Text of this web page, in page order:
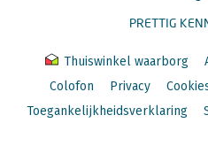
PRETTIG
Thuiswinkel waarborg
Colofon
Privacy
Toegankelijkheidsverklaring